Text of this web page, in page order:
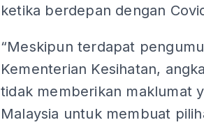
ketika berdepan dengan
“Meskipun terdapat
Kementerian Kesihatan,
tidak memberikan maklumat
Malaysia untuk membuat